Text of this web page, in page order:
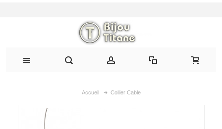
Accueil Collier Cable